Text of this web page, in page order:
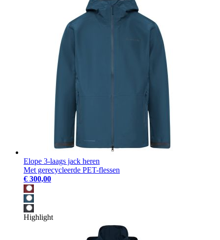
Elope 3-laags jack heren
Met gerecycleerde PET-flessen
€ 300,00
Highlight